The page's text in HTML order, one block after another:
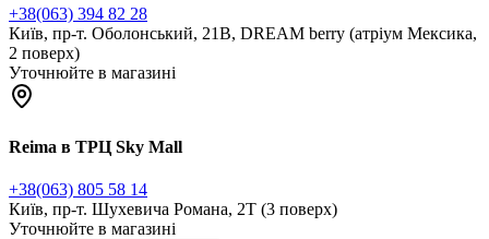
+38(063) 394 82 28
Київ, пр-т. Оболонський, 21В, DREAM berry (атріум Мексика,
2 поверх)
Уточнюйте в магазині
Reima в ТРЦ Sky Mall
+38(063) 805 58 14
Київ, пр-т. Шухевича Романа, 2Т (3 поверх)
Уточнюйте в магазині